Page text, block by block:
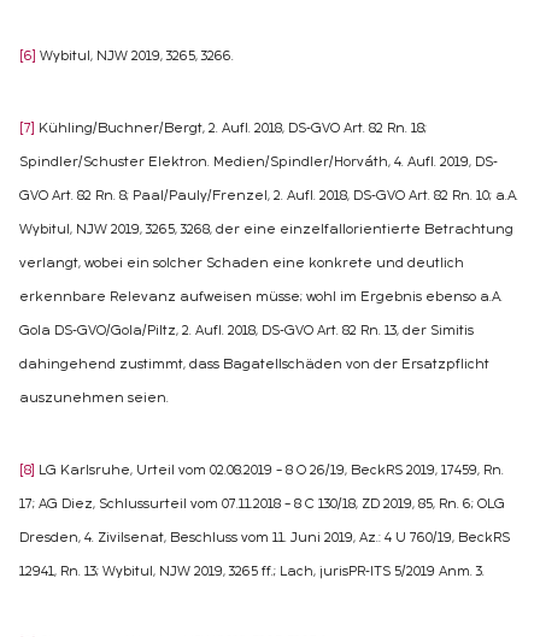
[6] Wybitul, NJW 2019, 3265, 3266.
[7] Kühling/Buchner/Bergt, 2. Aufl. 2018, DS-GVO Art. 82 Rn. 18;
Spindler/Schuster Elektron. Medien/Spindler/Horváth, 4. Aufl. 2019, DS-
GVO Art. 82 Rn. 8; Paal/Pauly/Frenzel, 2. Aufl. 2018, DS-GVO Art. 82 Rn. 10; a.A.
Wybitul, NJW 2019, 3265, 3268, der eine einzelfallorientierte Betrachtung
verlangt, wobei ein solcher Schaden eine konkrete und deutlich
erkennbare Relevanz aufweisen müsse; wohl im Ergebnis ebenso a.A.
Gola DS-GVO/Gola/Piltz, 2. Aufl. 2018, DS-GVO Art. 82 Rn. 13, der Simitis
dahingehend zustimmt, dass Bagatellschäden von der Ersatzpflicht
auszunehmen seien.
[8] LG Karlsruhe, Urteil vom 02.08.2019 – 8 O 26/19, BeckRS 2019, 17459, Rn.
17; AG Diez, Schlussurteil vom 07.11.2018 – 8 C 130/18, ZD 2019, 85, Rn. 6; OLG
Dresden, 4. Zivilsenat, Beschluss vom 11. Juni 2019, Az.: 4 U 760/19, BeckRS
12941, Rn. 13; Wybitul, NJW 2019, 3265 ff.; Lach, jurisPR-ITS 5/2019 Anm. 3.